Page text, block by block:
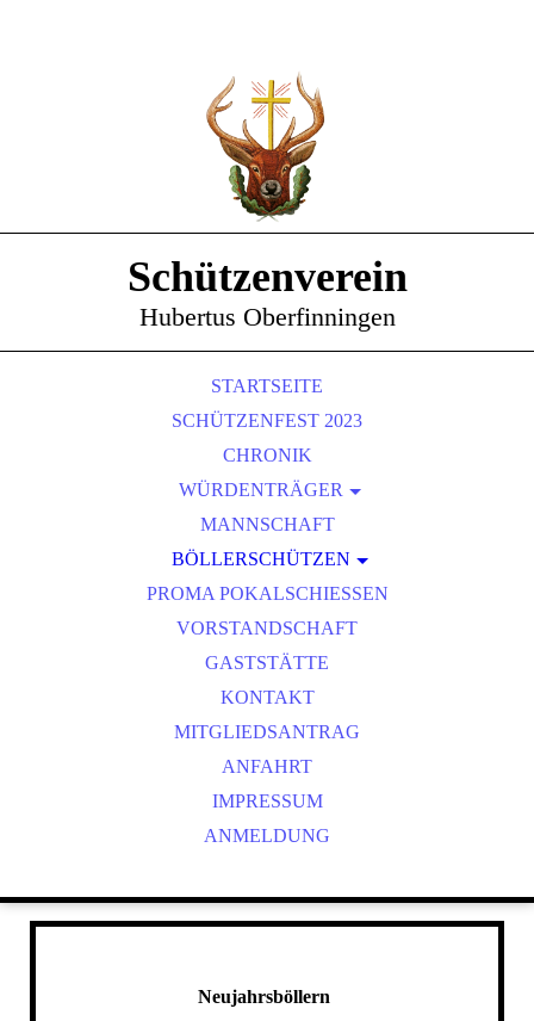
Schützenverein
Hubertus Oberfinningen
STARTSEITE
SCHÜTZENFEST 2023
CHRONIK
WÜRDENTRÄGER
SCHÜTZENKÖNIGE
VEREINSMEISTER
MANNSCHAFT
BÖLLERSCHÜTZEN
OKTOBERFEST & BÖLLERSCHIESSEN
BILDER HUBERTUSMESSE
VIDEO NEUJAHRSBÖLLERN
BILDER BÖLLER
PROMA POKALSCHIESSEN
VORSTANDSCHAFT
GASTSTÄTTE
KONTAKT
MITGLIEDSANTRAG
ANFAHRT
IMPRESSUM
ANMELDUNG
Neujahrsböllern